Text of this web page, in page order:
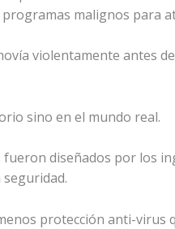
malignos para
violentamente antes
sino en el mundo real.
fueron diseñados por los
protección anti-virus